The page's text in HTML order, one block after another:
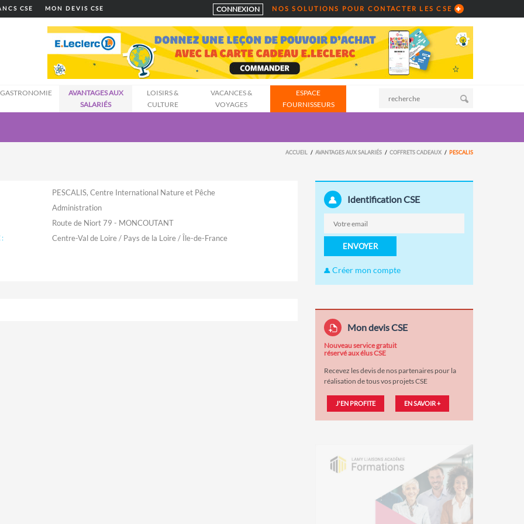
CSE MON DEVIS CSE CONNEXION NOS SOLUTIONS POUR CONTACTER LES CSE
GASTRONOMIE
AVANTAGES AUX
SALARIÉS
LOISIRS &
CULTURE
VACANCES &
VOYAGES
ESPACE
FOURNISSEURS
ACCUEIL AVANTAGES AUX SALARIÉS COFFRETS CADEAUX PESCALIS
PESCALIS, Centre International Nature et Pêche
Administration
Route de Niort 79 - MONCOUTANT
: Centre-Val de Loire / Pays de la Loire / Île-de-France
Identification CSE
ENVOYER
Créer mon compte
Mon devis CSE
Nouveau service gratuit
réservé aux élus CSE
Recevez les devis de nos partenaires pour la
réalisation de tous vos projets CSE
J'EN PROFITE EN SAVOIR +